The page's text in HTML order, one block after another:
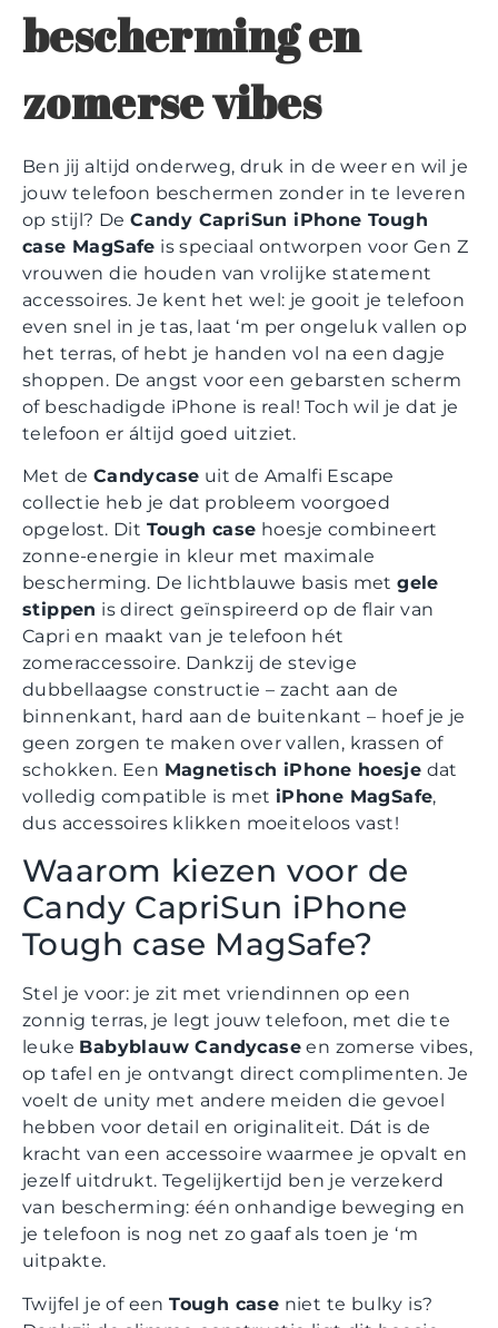
bescherming en
zomerse vibes
Ben jij altijd onderweg, druk in de weer en wil je
jouw telefoon beschermen zonder in te leveren
op stijl? DeCandy CapriSun iPhone Tough
case MagSafe is speciaal ontworpen voor Gen Z
vrouwen die houden van vrolijke statement
accessoires. Je kent het wel: je gooit je telefoon
even snel in je tas, laat ‘m per ongeluk vallen op
het terras, of hebt je handen vol na een dagje
shoppen. De angst voor een gebarsten scherm
of beschadigde iPhone is real! Toch wil je dat je
telefoon er áltijd goed uitziet.
Met de Candycase uit de Amalfi Escape
collectie heb je dat probleem voorgoed
opgelost. Dit Tough case hoesje combineert
zonne-energie in kleur met maximale
bescherming. De lichtblauwe basis metgele
stippen is direct geïnspireerd op de flair van
Capri en maakt van je telefoon hét
zomeraccessoire. Dankzij de stevige
dubbellaagse constructie – zacht aan de
binnenkant, hard aan de buitenkant – hoef je je
geen zorgen te maken over vallen, krassen of
schokken. Een Magnetisch iPhone hoesje dat
volledig compatible is met iPhone MagSafe,
dus accessoires klikken moeiteloos vast!
Waarom kiezen voor de
Candy CapriSun iPhone
Tough case MagSafe?
Stel je voor: je zit met vriendinnen op een
zonnig terras, je legt jouw telefoon, met die te
leuke Babyblauw Candycase en zomerse vibes,
op tafel en je ontvangt direct complimenten. Je
voelt de unity met andere meiden die gevoel
hebben voor detail en originaliteit. Dát is de
kracht van een accessoire waarmee je opvalt en
jezelf uitdrukt. Tegelijkertijd ben je verzekerd
van bescherming: één onhandige beweging en
je telefoon is nog net zo gaaf als toen je ‘m
uitpakte.
Twijfel je of eenTough case niet te bulky is?